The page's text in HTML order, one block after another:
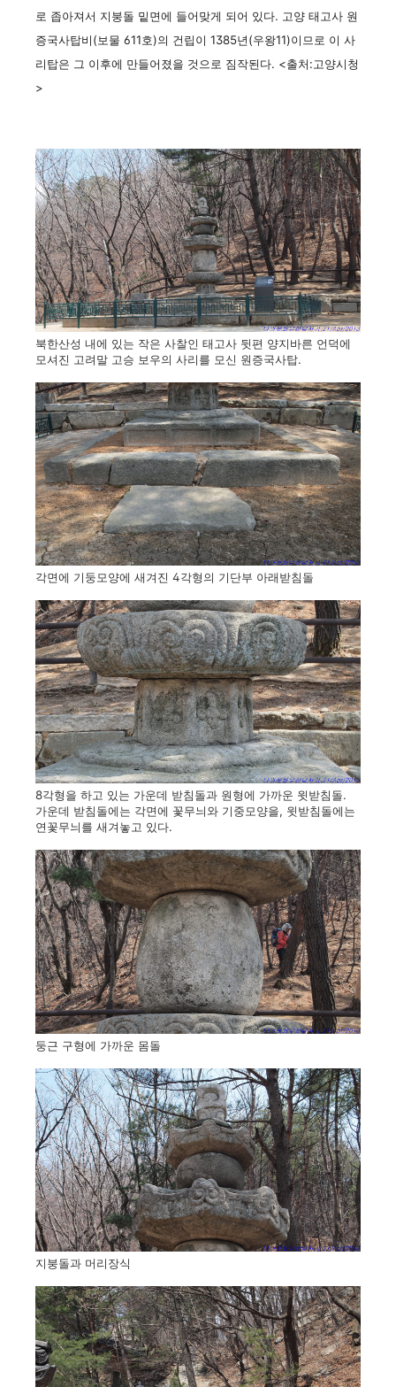
로 좁아져서 지붕돌 밑면에 들어맞게 되어 있다. 고양 태고사 원
증국사탑비(보물 611호)의 건립이 1385년(우왕11)이므로 이 사
리탑은 그 이후에 만들어졌을 것으로 짐작된다. <출처:고양시청
>
북한산성 내에 있는 작은 사찰인 태고사 뒷편 양지바른 언덕에
모셔진 고려말 고승 보우의 사리를 모신 원증국사탑.
각면에 기둥모양에 새겨진 4각형의 기단부 아래받침돌
8각형을 하고 있는 가운데 받침돌과 원형에 가까운 윗받침돌.
가운데 받침돌에는 각면에 꽃무늬와 기중모양을, 윗받침돌에는
연꽃무늬를 새겨놓고 있다.
둥근 구형에 가까운 몸돌
지붕돌과 머리장식